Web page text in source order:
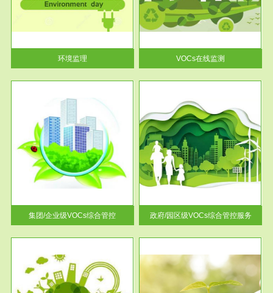
环境监理
根据《重点区域大气污染防
治“十二五”规划》有机废气净化
率达...
VOCs在线监测
集团/企业级VOCs综合管控
服务范围
政府/园区级VOCs综合管控服务
根据《石化行业挥发性有机物综
合整治方案》文件要求，到2017
年，全...
政府/园区级VOCs综合管控服务
服务范围